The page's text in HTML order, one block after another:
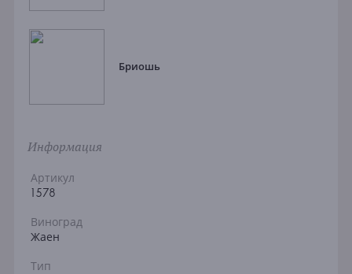
Бриошь
Информация
Артикул
1578
Виноград
Жаен
Тип